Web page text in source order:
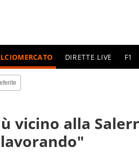
DIRETTE LIVE F1
vicino alla